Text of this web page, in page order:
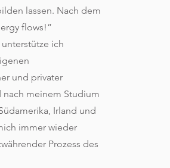
lassen. Nach dem
flows!”
ich
und privater
nach meinem Studium
Irland und
immer wieder
Prozess des